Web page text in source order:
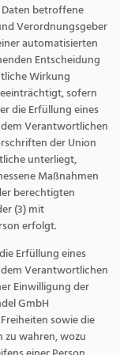
betroffene
Verordnungsgeber
automatisierten
Entscheidung
Wirkung
sofern
die Erfüllung eines
Verantwortlichen
der Union
unterliegt,
Maßnahmen
berechtigten
(3) mit
erfolgt.
Erfüllung eines
Verantwortlichen
Einwilligung der
GmbH
sowie die
wahren, wozu